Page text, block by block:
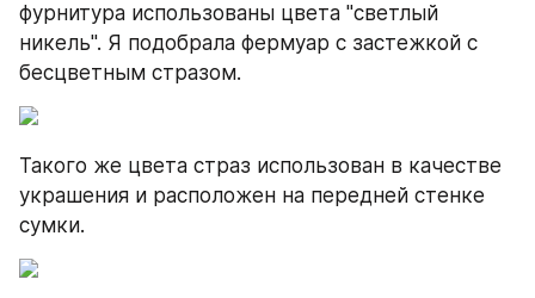
фурнитура использованы цвета "светлый
никель". Я подобрала фермуар с застежкой с
бесцветным стразом.
Такого же цвета страз использован в качестве
украшения и расположен на передней стенке
сумки.